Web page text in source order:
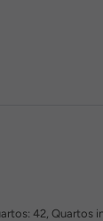
42, Quartos